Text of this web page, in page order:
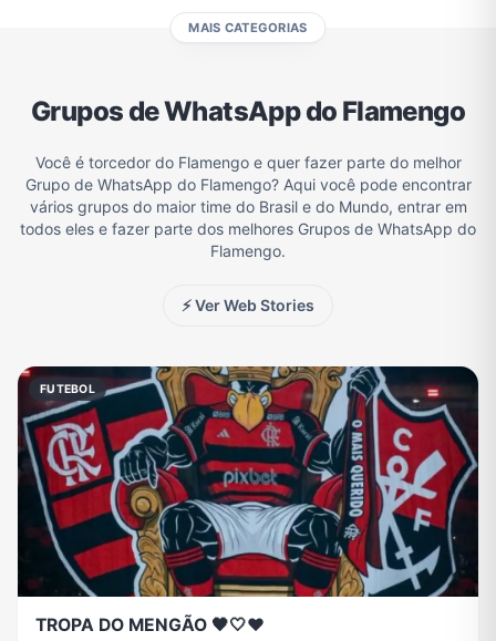
Eventos Fãs Figurinhas e Stickers Filmes e Séries
Imobiliária Investimentos e Finanças Links Memes, Engraçados e Zoeira
Moda e Beleza Música Namoro Negócios & Empreendedorismo
MAIS CATEGORIAS
Grupos de WhatsApp do Flamengo
Você é torcedor do Flamengo e quer fazer parte do melhor
Grupo de WhatsApp do Flamengo? Aqui você pode encontrar
vários grupos do maior time do Brasil e do Mundo, entrar em
todos eles e fazer parte dos melhores Grupos de WhatsApp do
Flamengo.
⚡ Ver Web Stories
FUTEBOL
TROPA DO MENGÃO 🖤🤍❤️